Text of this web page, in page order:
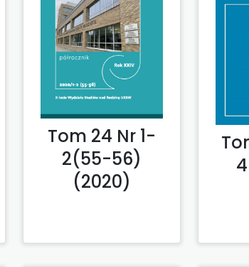
Tom 24 Nr 1-
2(55-56)
(2020)